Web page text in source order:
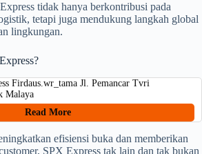
tidak hanya berkontribusi pada
tetapi juga mendukung langkah global
lingkungan.
Firdaus.wr_tama Jl. Pemancar Tvri
Malaya
Read More
efisiensi buka dan memberikan
SPX Express tak lain dan tak bukan